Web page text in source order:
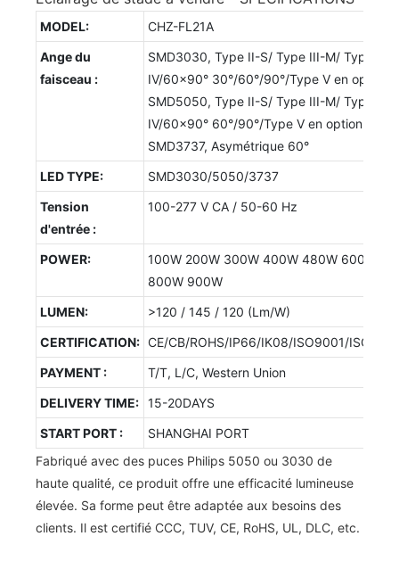
MODEL:
CHZ-FL21A
Ange du
faisceau :
SMD3030, Type II-S/ Type III-M/ Type
IV/60x90° 30°/60°/90°/Type V en option ;
SMD5050, Type II-S/ Type III-M/ Type
IV/60x90° 60°/90°/Type V en option ;
SMD3737, Asymétrique 60°
LED TYPE:
SMD3030/5050/3737
Tension
d'entrée :
100-277 V CA / 50-60 Hz
POWER:
100W 200W 300W 400W 480W 600W
800W 900W
LUMEN:
>120 / 145 / 120 (Lm/W)
CERTIFICATION: CE/CB/ROHS/IP66/IK08/ISO9001/
PAYMENT :
T/T, L/C, Western Union
DELIVERY TIME: 15-20DAYS
START PORT :
SHANGHAI PORT
Fabriqué avec des puces Philips 5050 ou 3030 de
haute qualité, ce produit offre une efficacité lumineuse
élevée. Sa forme peut être adaptée aux besoins des
clients. Il est certifié CCC, TUV, CE, RoHS, UL, DLC, etc.